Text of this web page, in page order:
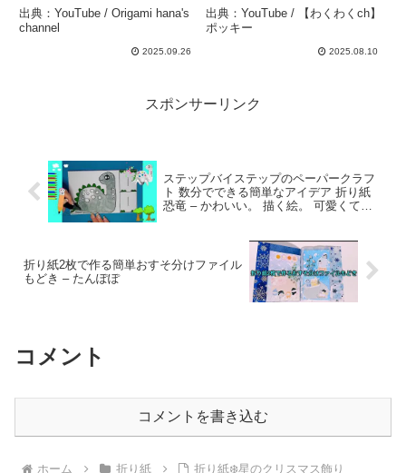
夕#ほし#クリスマス#スタ
ー#스타#별#折り方#折り
方#おりがみ#origami#摺
出典：YouTube / Origami hana's
channel
2025.09.26
遊び #鉄砲 – 【わくわく
ch】ポッキー
出典：YouTube / 【わくわくch】
ポッキー
2025.08.10
スポンサーリンク
ステップバイステップのペーパークラフ
ト 数分でできる簡単なアイデア 折り紙
恐竜 – かわいい。 描く絵。 可愛くて簡
折り紙2枚で作る簡単おすそ分けファイル
もどき – たんぽぽ
コメント
コメントを書き込む
ホーム 折り紙 折り紙❄️星のクリスマス飾り